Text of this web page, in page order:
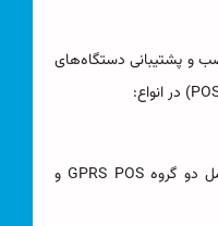
و پشتیبانی دستگاه‌های
کارتخوان سیار (بی‌سیم) شامل دو گروه GPRS POS و